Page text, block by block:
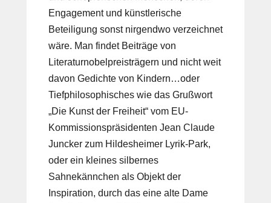
Engagement und künstlerische
Beteiligung sonst nirgendwo verzeichnet
wäre. Man findet Beiträge von
Literaturnobelpreisträgern und nicht weit
davon Gedichte von Kindern…oder
Tiefphilosophisches wie das Grußwort
„Die Kunst der Freiheit“ vom EU-
Kommissionspräsidenten Jean Claude
Juncker zum Hildesheimer Lyrik-Park,
oder ein kleines silbernes
Sahnekännchen als Objekt der
Inspiration, durch das eine alte Dame